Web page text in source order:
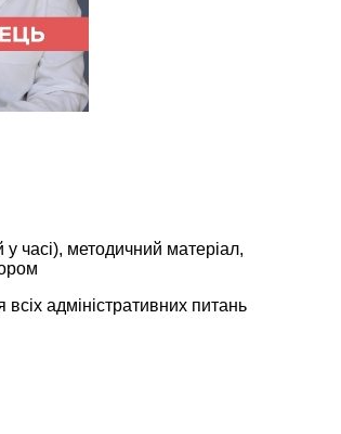
часі), методичний матеріал,
адміністративних питань